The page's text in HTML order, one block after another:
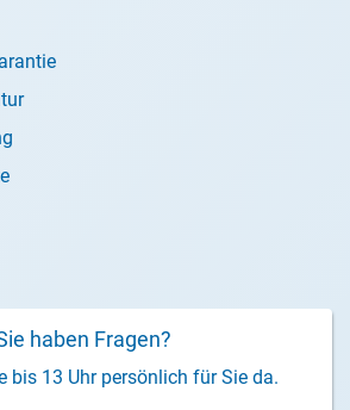
haben Fragen?
bis 13 Uhr persönlich für Sie da.